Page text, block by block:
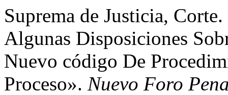
Suprema de Justicia,
Algunas Disposiciones
Nuevo código De
Proceso». Nuevo Foro